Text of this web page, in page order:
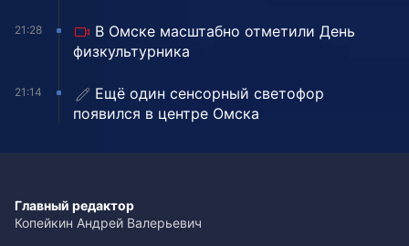
21:28
В Омске масштабно отметили День
физкультурника
21:14
Ещё один сенсорный светофор
появился в центре Омска
Главный редактор
Копейкин Андрей Валерьевич